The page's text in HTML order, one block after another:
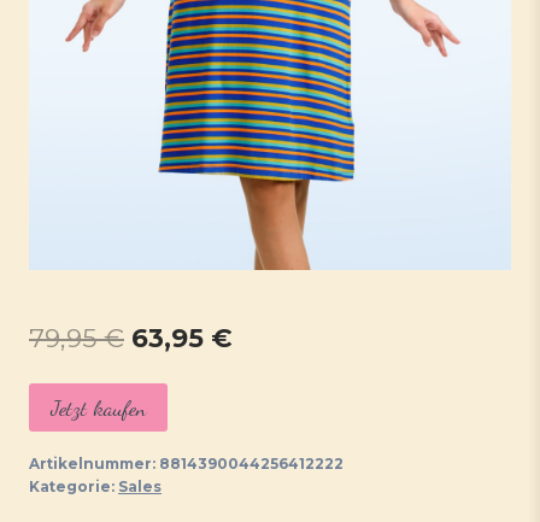
79,95€ Ursprünglicher
Preis
war:
79,95 €
63,95 €
63,95 €.
Jetzt kaufen
Artikelnummer: 8814390044256412222
Kategorie: Sales